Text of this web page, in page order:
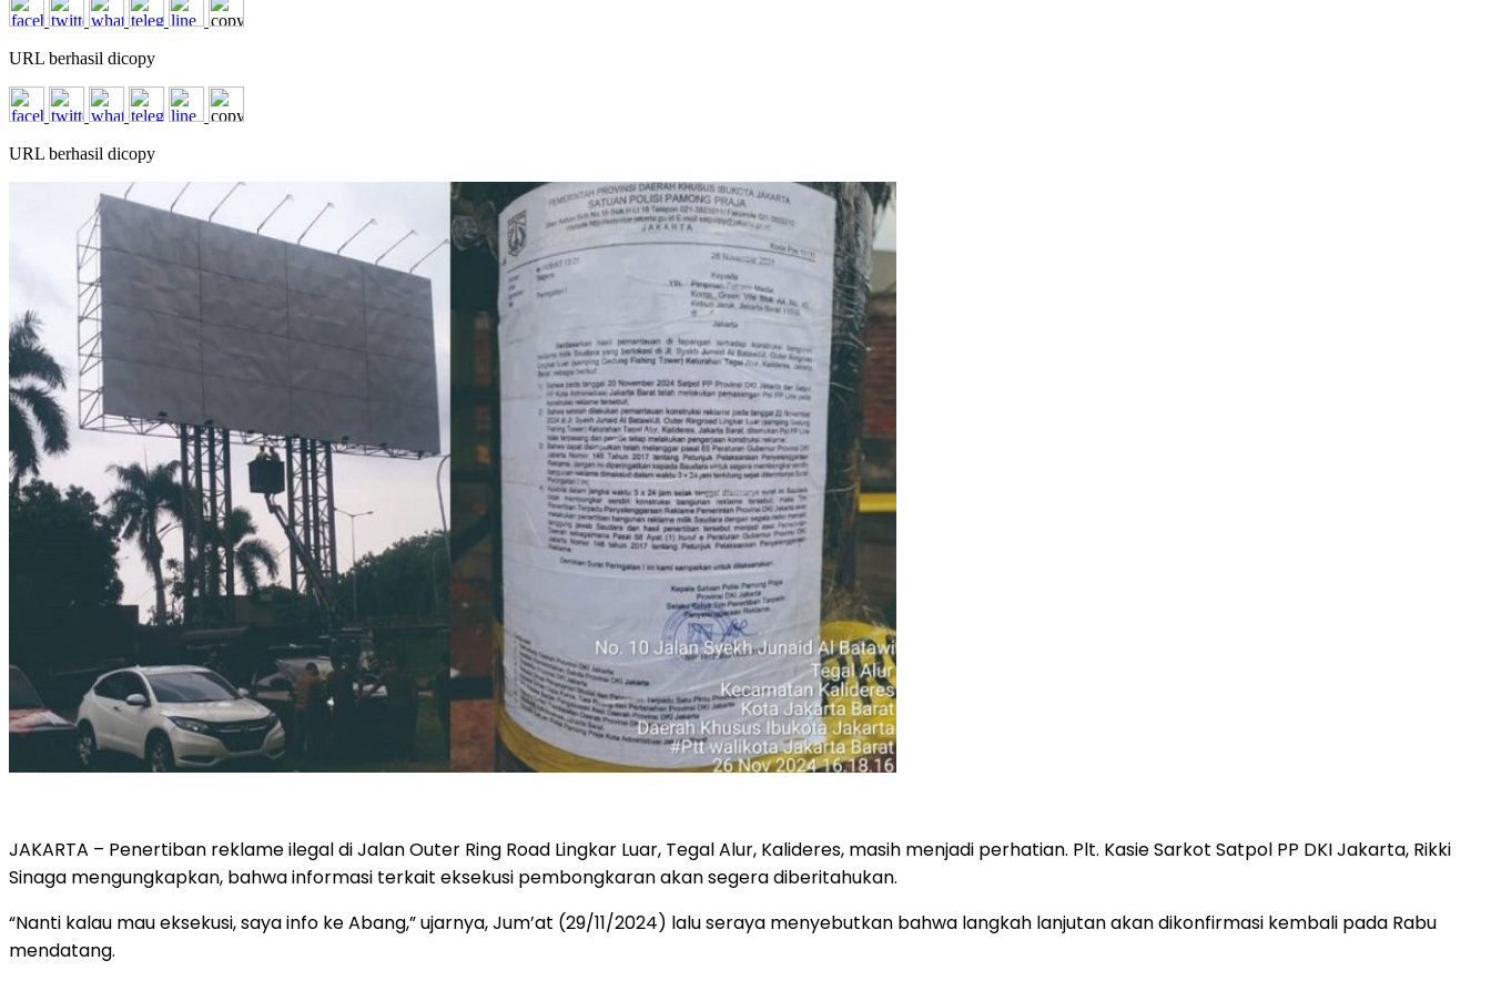
URL berhasil dicopy
URL berhasil dicopy
JAKARTA – Penertiban reklame ilegal di Jalan Outer Ring Road Lingkar Luar, Tegal Alur, Kalideres, masih menjadi perhatian. Plt. Kasie Sarkot Satpol PP DKI Jakarta, Rikki
Sinaga mengungkapkan, bahwa informasi terkait eksekusi pembongkaran akan segera diberitahukan.
“Nanti kalau mau eksekusi, saya info ke Abang,” ujarnya, Jum’at (29/11/2024) lalu seraya menyebutkan bahwa langkah lanjutan akan dikonfirmasi kembali pada Rabu
mendatang.